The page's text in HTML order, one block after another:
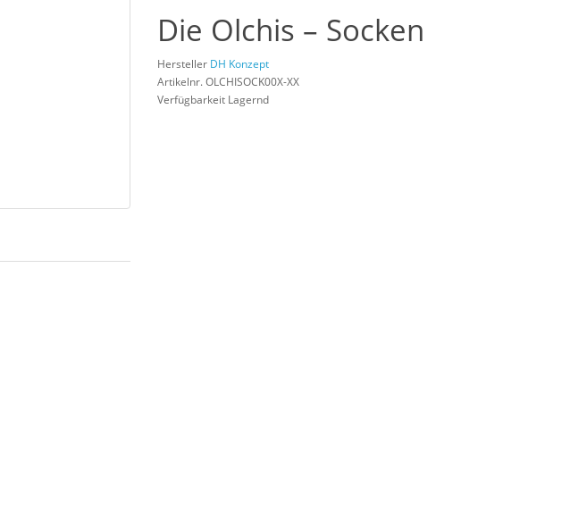
Die Olchis – Socken
Hersteller DH Konzept
Artikelnr. OLCHISOCK00X-XX
Verfügbarkeit Lagernd